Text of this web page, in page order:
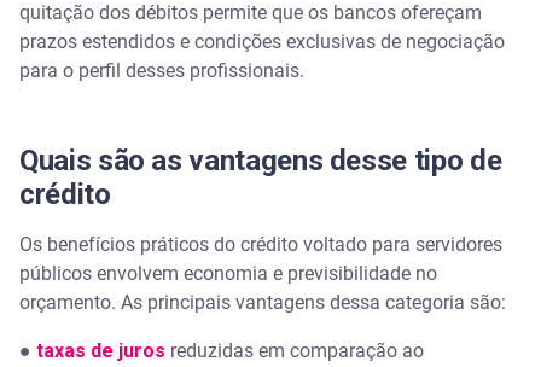
Qual é a diferença entre margem consignável e
parcela do empréstimo?
quitação dos débitos permite que os bancos ofereçam
prazos estendidos e condições exclusivas de negociação
para o perfil desses profissionais.
Quais são as vantagens desse tipo de
crédito
Os benefícios práticos do crédito voltado para servidores
públicos envolvem economia e previsibilidade no
orçamento. As principais vantagens dessa categoria são:
● taxas de juros reduzidas em comparação ao